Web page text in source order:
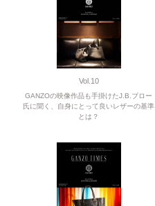
Vol.10
GANZOの映像作品も手掛けたJ.B.ブロー
氏に聞く、自身にとって良いレザーの基準
とは？